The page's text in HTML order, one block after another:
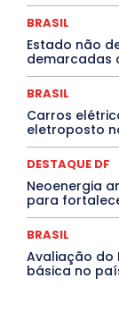
Opinião
TÁ
BRASIL
Estado não
demarcadas
BRASIL
Carros
eletroposto
DESTAQUE DF
Neoenergia
para
BRASIL
Avaliação do
básica no